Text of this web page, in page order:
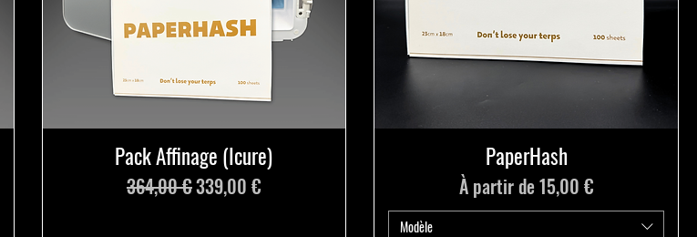
Pack Affinage (Icure)
Prix original
364,00 €Prix promotionnel
339,00 €
PaperHash
À partir de15,00 €
Prix promotionnel
Modèle